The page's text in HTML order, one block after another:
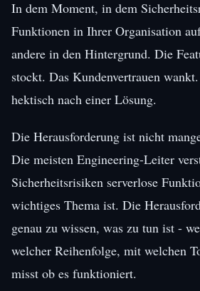
In dem Moment, in dem
Funktionen in Ihrer Organisation
andere in den Hintergrund. Die
stockt. Das Kundenvertrauen
hektisch nach einer Lösung.
Die Herausforderung ist nicht
Die meisten Engineering-Leiter
Sicherheitsrisiken serverlose
wichtiges Thema ist. Die
genau zu wissen, was zu tun ist -
welcher Reihenfolge, mit welchen
misst ob es funktioniert.